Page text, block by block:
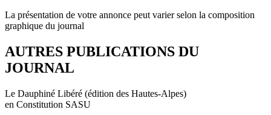
La présentation de votre annonce peut varier selon la composition
graphique du journal
AUTRES PUBLICATIONS DU
JOURNAL
Le Dauphiné Libéré (édition des Hautes-Alpes)
en Constitution SASU